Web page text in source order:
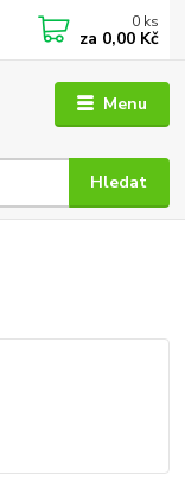
Menu
Hledat
0 ks
za 0,00 Kč